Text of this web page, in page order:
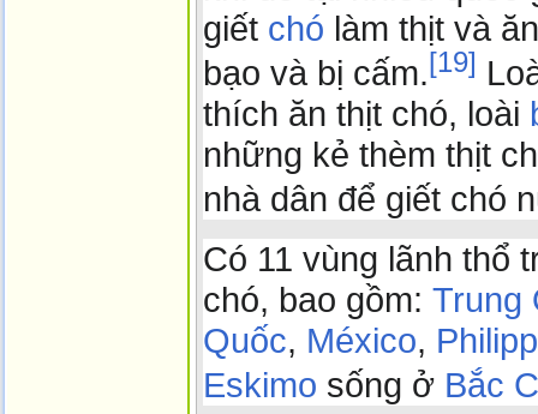
giết chó làm thịt và
bạo và bị cấm.[19]
thích ăn thịt chó, loài
những kẻ thèm thịt
nhà dân để giết chó
Có 11 vùng lãnh thổ
chó, bao gồm: Trung
Quốc, México,
Eskimo sống ở Bắc